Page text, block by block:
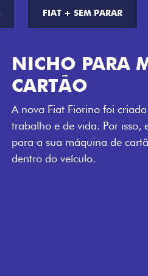
FIAT + SEM PARAR
CHAVE COM
Agora, a chave da sua nova
distância, e não mais
esse que trazem ainda mais